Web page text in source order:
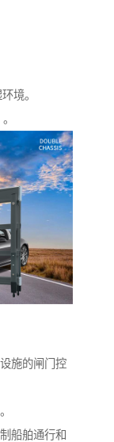
境。
施的闸门控
船舶通行和